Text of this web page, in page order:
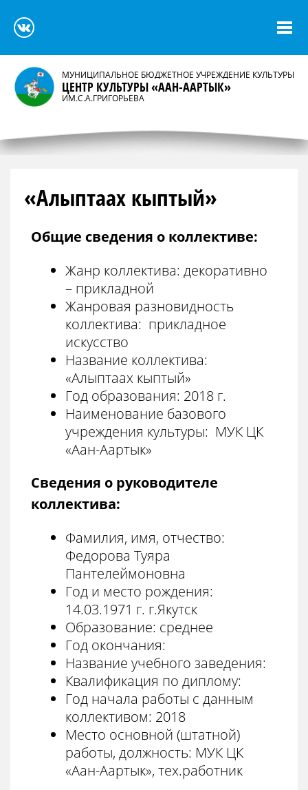
МУНИЦИПАЛЬНОЕ БЮДЖЕТНОЕ УЧРЕЖДЕНИЕ КУЛЬТУРЫ
ЦЕНТР КУЛЬТУРЫ «ААН-ААРТЫК»
ИМ.С.А.ГРИГОРЬЕВА
«Алыптаах кыптый»
Общие сведения о коллективе:
Жанр коллектива: декоративно
– прикладной
Жанровая разновидность
коллектива: прикладное
искусство
Название коллектива:
«Алыптаах кыптый»
Год образования: 2018 г.
Наименование базового
учреждения культуры: МУК ЦК
«Аан-Аартык»
Сведения о руководителе
коллектива:
Фамилия, имя, отчество:
Федорова Туяра
Пантелеймоновна
Год и место рождения:
14.03.1971 г. г.Якутск
Образование: среднее
Год окончания:
Название учебного заведения:
Квалификация по диплому:
Год начала работы с данным
коллективом: 2018
Место основной (штатной)
работы, должность: МУК ЦК
«Аан-Аартык», тех.работник